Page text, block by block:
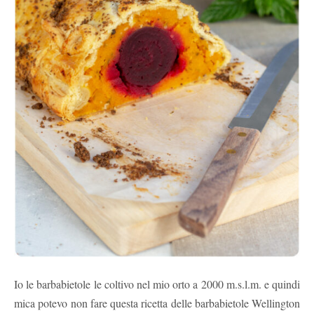
Io le barbabietole le coltivo nel mio orto a 2000 m.s.l.m. e quindi
mica potevo non fare questa ricetta delle barbabietole Wellington